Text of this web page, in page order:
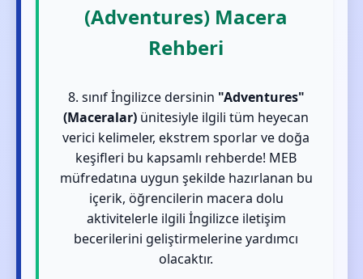
(Adventures) Macera
Rehberi
8. sınıf İngilizce dersinin "Adventures"
(Maceralar) ünitesiyle ilgili tüm heyecan
verici kelimeler, ekstrem sporlar ve doğa
keşifleri bu kapsamlı rehberde! MEB
müfredatına uygun şekilde hazırlanan bu
içerik, öğrencilerin macera dolu
aktivitelerle ilgili İngilizce iletişim
becerilerini geliştirmelerine yardımcı
olacaktır.